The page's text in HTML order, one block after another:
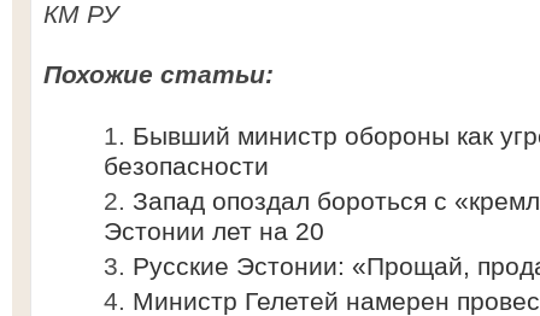
КМ РУ
Похожие статьи:
Бывший министр обороны как
безопасности
Запад опоздал бороться с
Эстонии лет на 20
Русские Эстонии: «Прощай,
Министр Гелетей намерен